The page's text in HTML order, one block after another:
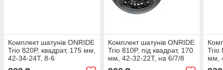
Комплект шатунів ONRIDE
Trio 820P, квадрат, 175 мм,
42-34-24T, 8-6
Комплект шатунів ONRIDE
Trio 810P, під квадрат, 170
мм, 42-32-22Т, на 6/7/8
Trio
мм,